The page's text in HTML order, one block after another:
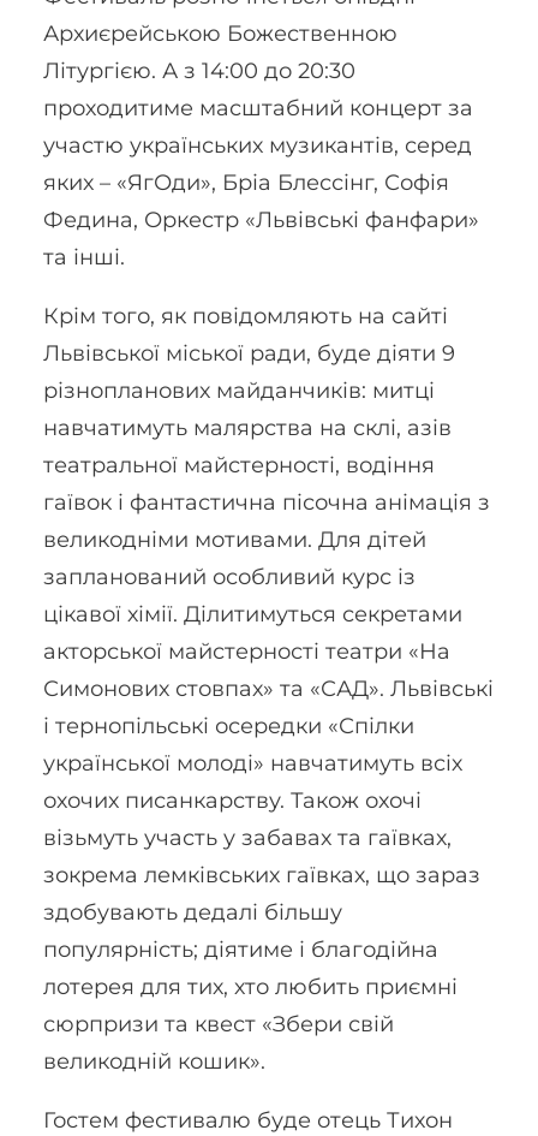
Архиєрейською Божественною
Літургією. А з 14:00 до 20:30
проходитиме масштабний концерт за
участю українських музикантів, серед
яких – «ЯгОди», Бріа Блессінг, Софія
Федина, Оркестр «Львівські фанфари»
та інші.
Крім того, як повідомляють на сайті
Львівської міської ради, буде діяти 9
різнопланових майданчиків: митці
навчатимуть малярства на склі, азів
театральної майстерності, водіння
гаївок і фантастична пісочна анімація з
великодніми мотивами. Для дітей
запланований особливий курс із
цікавої хімії. Ділитимуться секретами
акторської майстерності театри «На
Симонових стовпах» та «САД». Львівські
і тернопільські осередки «Спілки
української молоді» навчатимуть всіх
охочих писанкарству. Також охочі
візьмуть участь у забавах та гаївках,
зокрема лемківських гаївках, що зараз
здобувають дедалі більшу
популярність; діятиме і благодійна
лотерея для тих, хто любить приємні
сюрпризи та квест «Збери свій
великодній кошик».
Гостем фестивалю буде отець Тихон